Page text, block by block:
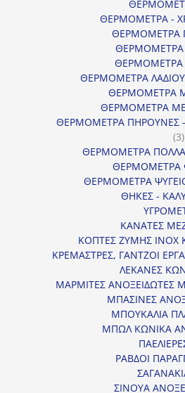
ΘΕΡΜΟΜΕΤΡΑ -
ΘΕΡΜΟΜΕΤΡΑ
ΘΕΡΜΟΜΕΤΡΑ
ΘΕΡΜΟΜΕΤΡΑ
ΘΕΡΜΟΜΕΤΡΑ
ΘΕΡΜΟΜΕΤΡΑ
ΘΕΡΜΟΜΕΤΡΑ
ΘΕΡΜΟΜΕΤΡΑ ΠΗΡΟΥΝΕΣ
33
ΘΕΡΜΟΜΕΤΡΑ
ΘΕΡΜΟΜΕΤΡΑ
ΘΕΡΜΟΜΕΤΡΑ
ΘΗΚΕΣ -
ΚΑΝΑΤΕΣ
ΚΟΠΤΕΣ ΖΥΜΗΣ INOX
ΚΡΕΜΑΣΤΡΕΣ, ΓΑΝΤΖΟΙ
ΛΕΚΑΝΕΣ
ΜΑΡΜΙΤΕΣ ΑΝΟΞΕΙΔΩΤΕΣ
ΜΠΑΣΙΝΕΣ
ΜΠΟΥΚΑΛΙΑ
ΜΠΩΛ ΚΩΝΙΚΑ
ΡΑΒΔΟΙ
ΣΙΝΟΥΑ